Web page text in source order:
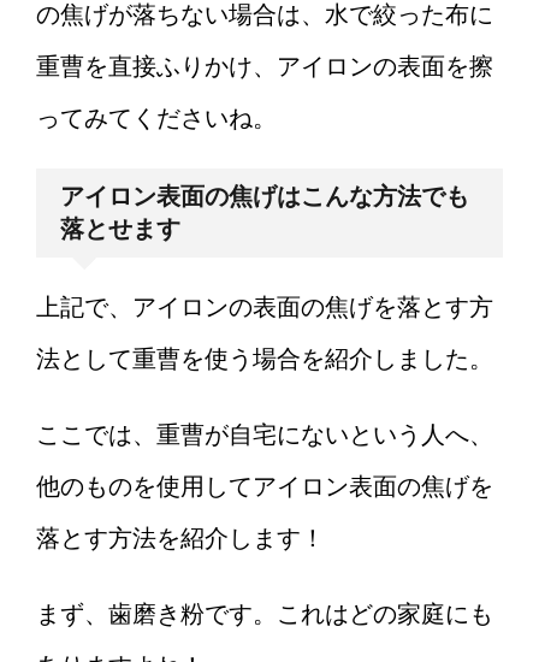
の焦げが落ちない場合は、水で絞った布に
重曹を直接ふりかけ、アイロンの表面を擦
ってみてくださいね。
アイロン表面の焦げはこんな方法でも
落とせます
上記で、アイロンの表面の焦げを落とす方
法として重曹を使う場合を紹介しました。
ここでは、重曹が自宅にないという人へ、
他のものを使用してアイロン表面の焦げを
落とす方法を紹介します！
まず、歯磨き粉です。これはどの家庭にも